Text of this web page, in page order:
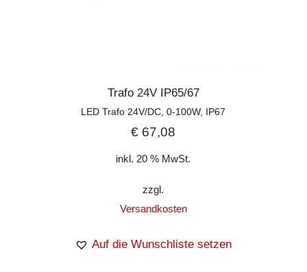
Trafo 24V IP65/67
LED Trafo 24V/DC, 0-100W, IP67
€ 67,08
inkl. 20 % MwSt.
zzgl.
Versandkosten
Auf die Wunschliste setzen